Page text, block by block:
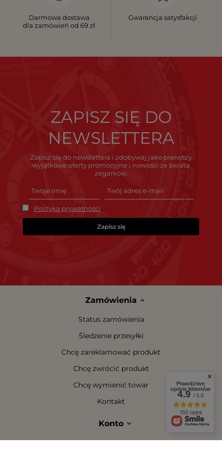
Darmowa dostawa
dla zamówień od 69 zł
Gwarancja satysfakcji
ZAPISZ SIĘ DO
NEWSLETTERA
Zapisz się do newslettera i zdobywaj jako pierwszy
wyjątkowe oferty promocyjne i nowości ze świata
zegarków.
Polityka prywatności
Zapisz się
Zamówienia
Status zamówienia
Śledzenie przesyłki
Chcę zareklamować produkt
Chcę zwrócić produkt
Chcę wymienić towar
Kontakt
Konto
Prawdziwe
opinie klientów
4.9/ 5.0
760 opinii